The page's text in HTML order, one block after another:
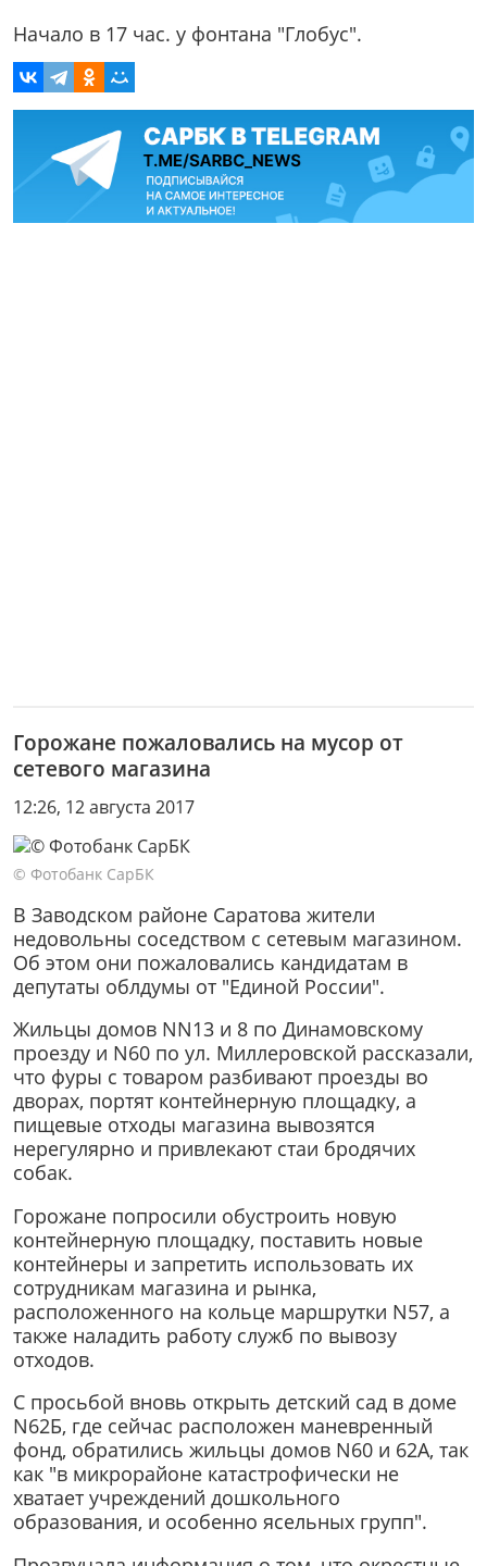
Начало в 17 час. у фонтана "Глобус".
Горожане пожаловались на мусор от
сетевого магазина
12:26, 12 августа 2017
© Фотобанк СарБК
В Заводском районе Саратова жители
недовольны соседством с сетевым магазином.
Об этом они пожаловались кандидатам в
депутаты облдумы от "Единой России".
Жильцы домов NN13 и 8 по Динамовскому
проезду и N60 по ул. Миллеровской рассказали,
что фуры с товаром разбивают проезды во
дворах, портят контейнерную площадку, а
пищевые отходы магазина вывозятся
нерегулярно и привлекают стаи бродячих
собак.
Горожане попросили обустроить новую
контейнерную площадку, поставить новые
контейнеры и запретить использовать их
сотрудникам магазина и рынка,
расположенного на кольце маршрутки N57, а
также наладить работу служб по вывозу
отходов.
С просьбой вновь открыть детский сад в доме
N62Б, где сейчас расположен маневренный
фонд, обратились жильцы домов N60 и 62А, так
как "в микрорайоне катастрофически не
хватает учреждений дошкольного
образования, и особенно ясельных групп".